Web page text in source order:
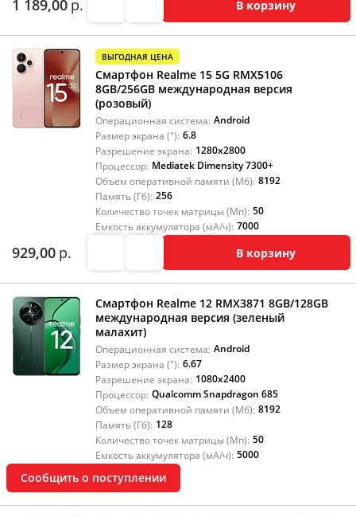
1 189,00 р. В корзину
ВЫГОДНАЯ ЦЕНА
Смартфон Realme 15 5G RMX5106
8GB/256GB международная версия
(розовый)
Операционная система: Android
Размер экрана ("): 6.8
Разрешение экрана: 1280x2800
Процессор: Mediatek Dimensity 7300+
Объем оперативной памяти (Мб): 8192
Память (Гб): 256
Количество точек матрицы (Мп): 50
Емкость аккумулятора (мА/ч): 7000
929,00 р. В корзину
Смартфон Realme 12 RMX3871 8GB/128GB
международная версия (зеленый
малахит)
Операционная система: Android
Размер экрана ("): 6.67
Разрешение экрана: 1080x2400
Процессор: Qualcomm Snapdragon 685
Объем оперативной памяти (Мб): 8192
Память (Гб): 128
Количество точек матрицы (Мп): 50
Емкость аккумулятора (мА/ч): 5000
Сообщить о поступлении